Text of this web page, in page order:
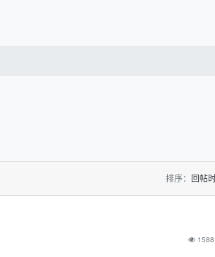
排序： 回帖
1588